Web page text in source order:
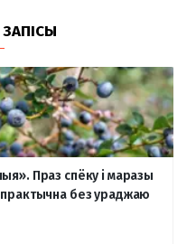
Праз спёку і маразы
практычна без ураджаю